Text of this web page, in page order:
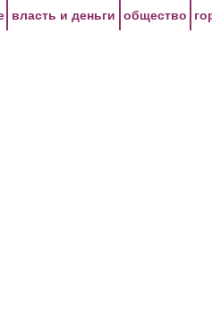
власть и деньги общество